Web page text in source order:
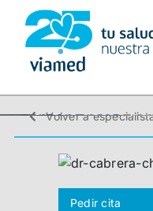
Saltar
contenido
Volver a
Pedir cita